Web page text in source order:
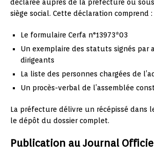
déclarée auprès de la préfecture ou
siège social. Cette déclaration comprend :
Le formulaire Cerfa n°13973*03
Un exemplaire des statuts signés par
dirigeants
La liste des personnes chargées de
Un procès-verbal de l’assemblée
La préfecture délivre un récépissé dans
le dépôt du dossier complet.
Publication au Journal